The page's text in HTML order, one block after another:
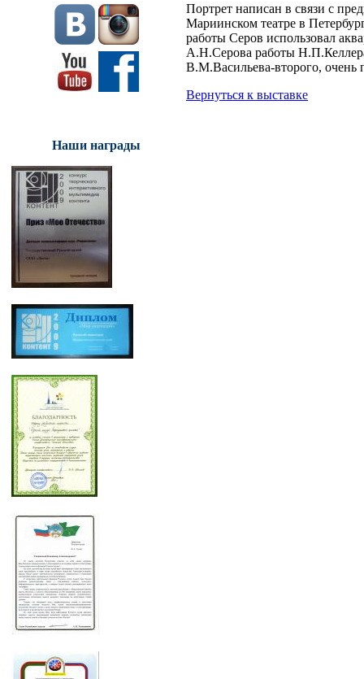
Наши награды
Портрет написан в связи с
Мариинском театре в
работы Серов использовал
А.Н.Серова работы
В.М.Васильева-второго, очень
Вернуться к выставке